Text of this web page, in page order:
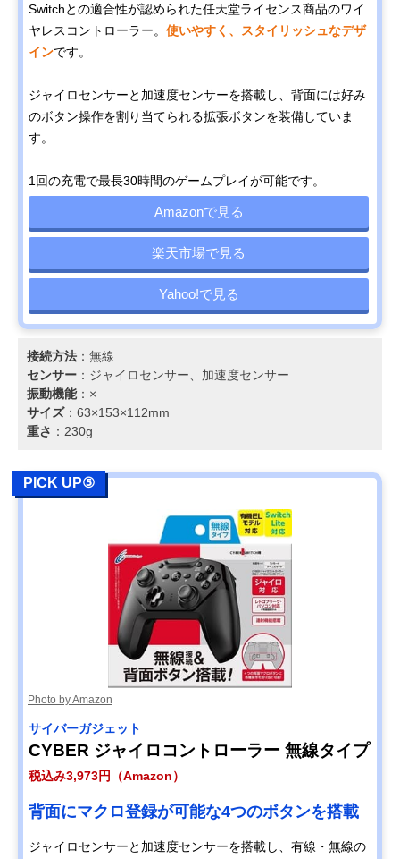
Switchとの適合性が認められた任天堂ライセンス商品のワイ
ヤレスコントローラー。 使いやすく、スタイリッシュなデザ
インです。
ジャイロセンサーと加速度センサーを搭載し、背面には好み
のボタン操作を割り当てられる拡張ボタンを装備していま
す。
1回の充電で最長30時間のゲームプレイが可能です。
Amazonで見る
楽天市場で見る
Yahoo!で見る
接続方法 ：無線
センサー ：ジャイロセンサー、加速度センサー
振動機能：×
サイズ：63×153×112mm
重さ ：230g
PICK UP⑤
Photo by Amazon
サイバーガジェット
CYBER ジャイロコントローラー 無線タイプ
税込み3,973円（Amazon）
背面にマクロ登録が可能な4つのボタンを搭載
ジャイロセンサーと加速度センサーを搭載し、有線・無線の